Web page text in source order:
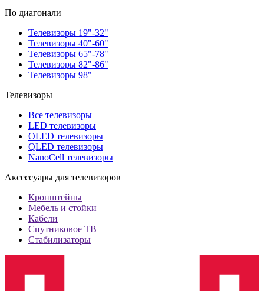
По диагонали
Телевизоры 19"-32"
Телевизоры 40"-60"
Телевизоры 65"-78"
Телевизоры 82"-86"
Телевизоры 98"
Телевизоры
Все телевизоры
LED телевизоры
OLED телевизоры
QLED телевизоры
NanoCell телевизоры
Аксессуары для телевизоров
Кронштейны
Мебель и стойки
Кабели
Спутниковое ТВ
Стабилизаторы